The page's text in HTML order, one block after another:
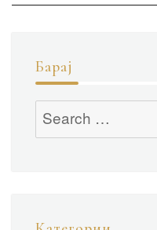
Барај